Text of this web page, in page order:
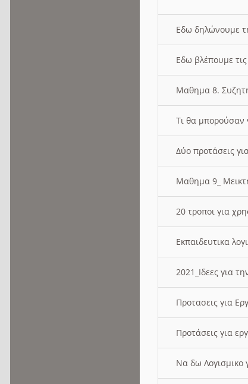
Εδω δηλώνουμε
Εδω βλέπουμε
Μαθημα 8.
Τι θα μπορούσαν
Δύο προτάσεις
Μαθημα 9_
20 τροποι για
Εκπαιδευτικα
2021_Ιδεες για
Προτασεις για
Προτάσεις για
Να δω Λογισμικο